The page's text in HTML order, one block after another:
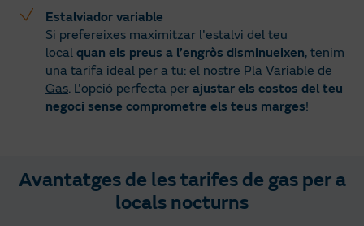
Estalviador variable
Si prefereixes maximitzar l'estalvi del teu
local quan els preus a l’engròs disminueixen, tenim
una tarifa ideal per a tu: el nostre Pla Variable de
Gas. L'opció perfecta per ajustar els costos del teu
negoci sense comprometre els teus marges!
Avantatges de les tarifes de gas per a
locals nocturns